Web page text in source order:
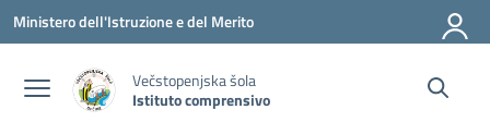
Vai ai contenuti
Vai al menu di navigazione
Vai al footer
Ministero dell'Istruzione e del Merito
Večstopenjska šola
Istituto comprensivo